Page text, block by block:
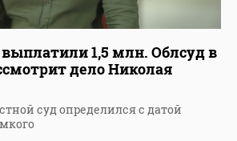
1,5 млн. Облсуд в
дело Николая
суд определился с датой